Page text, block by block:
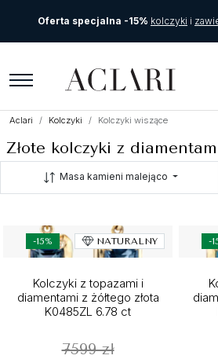
Oferta specjalna -15% kolczyki i
Aclari Kolczyki Kolczyki wiszące
Złote kolczyki z
Masa kamieni malejąco
-15% NATURALNY
Kolczyki z topazami i
diamentami z żółtego złota
K0485ZL 6.78 ct
7599 zł
-